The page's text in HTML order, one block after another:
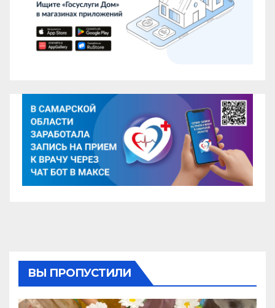
ВЫ ПРОПУСТИЛИ